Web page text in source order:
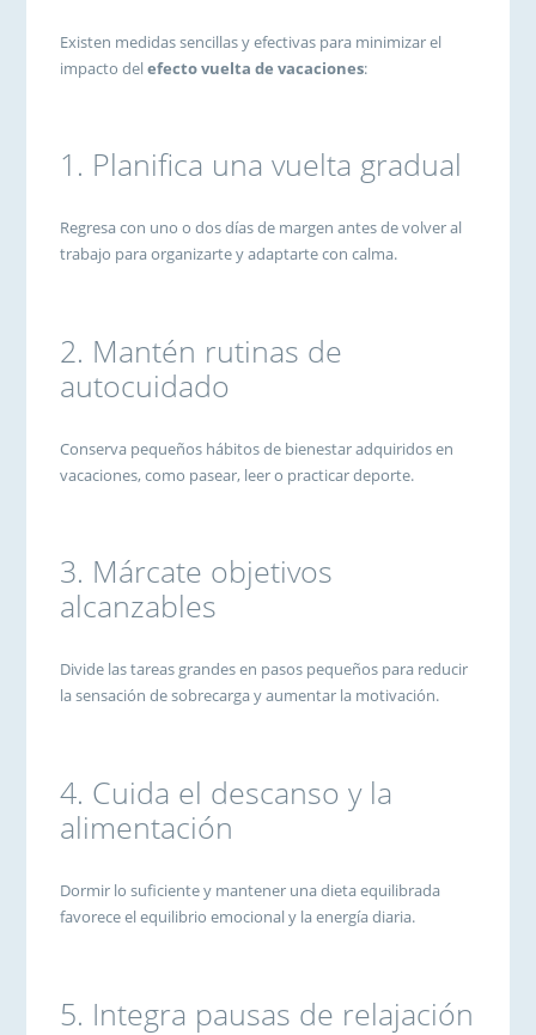
Existen medidas sencillas y efectivas para minimizar el
impacto delefecto vuelta de vacaciones:
1. Planifica una vuelta gradual
Regresa con uno o dos días de margen antes de volver al
trabajo para organizarte y adaptarte con calma.
2. Mantén rutinas de
autocuidado
Conserva pequeños hábitos de bienestar adquiridos en
vacaciones, como pasear, leer o practicar deporte.
3. Márcate objetivos
alcanzables
Divide las tareas grandes en pasos pequeños para reducir
la sensación de sobrecarga y aumentar la motivación.
4. Cuida el descanso y la
alimentación
Dormir lo suficiente y mantener una dieta equilibrada
favorece el equilibrio emocional y la energía diaria.
5. Integra pausas de relajación